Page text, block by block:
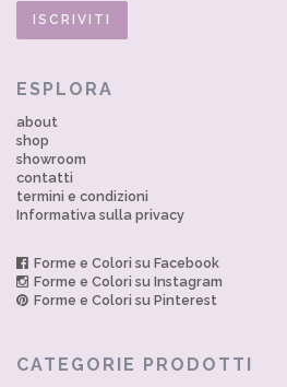
ESPLORA
about
shop
showroom
contatti
termini e condizioni
Informativa sulla privacy
Forme e Colori su Facebook
Forme e Colori su Instagram
Forme e Colori su Pinterest
CATEGORIE PRODOTTI